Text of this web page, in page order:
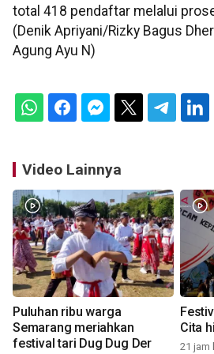
total 418 pendaftar melalui
(Denik Apriyani/Rizky Bagus
Agung Ayu N)
Video Lainnya
Puluhan ribu warga
Semarang meriahkan
festival tari Dug Dug Der
Cita
21 jam